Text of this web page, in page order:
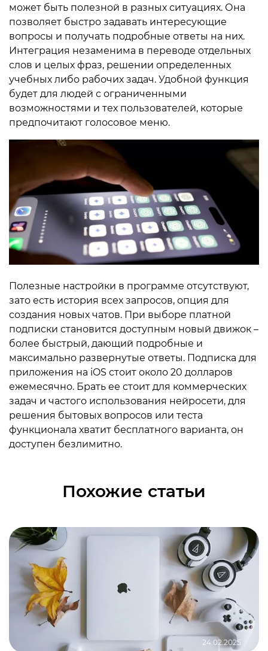
может быть полезной в разных ситуациях. Она
позволяет быстро задавать интересующие
вопросы и получать подробные ответы на них.
Интеграция незаменима в переводе отдельных
слов и целых фраз, решении определенных
учебных либо рабочих задач. Удобной функция
будет для людей с ограниченными
возможностями и тех пользователей, которые
предпочитают голосовое меню.
Полезные настройки в программе отсутствуют,
зато есть история всех запросов, опция для
создания новых чатов. При выборе платной
подписки становится доступным новый движок –
более быстрый, дающий подробные и
максимально развернутые ответы. Подписка для
приложения на iOS стоит около 20 долларов
ежемесячно. Брать ее стоит для коммерческих
задач и частого использования нейросети, для
решения бытовых вопросов или теста
функционала хватит бесплатного варианта, он
доступен безлимитно.
Похожие статьи
24.02.2025